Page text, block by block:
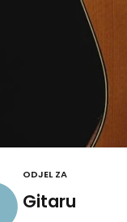
ODJEL ZA
Gitaru